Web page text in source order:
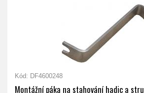
Kód: DF4600248
Montážní páka na stahování hadic a